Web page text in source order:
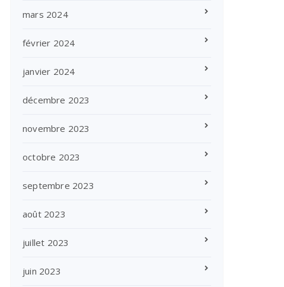
mars 2024
février 2024
janvier 2024
décembre 2023
novembre 2023
octobre 2023
septembre 2023
août 2023
juillet 2023
juin 2023